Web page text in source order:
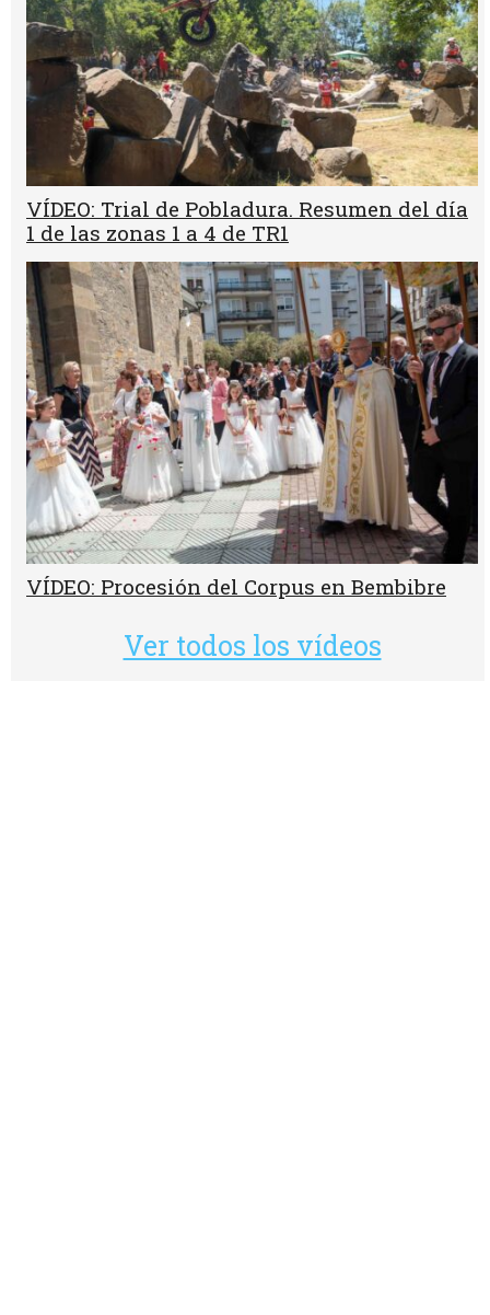
VÍDEO: Trial de Pobladura. Resumen del día
1 de las zonas 1 a 4 de TR1
VÍDEO: Procesión del Corpus en Bembibre
Ver todos los vídeos